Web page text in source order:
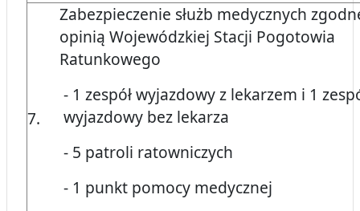
7.
Zabezpieczenie służb medycznych
opinią Wojewódzkiej Stacji Pogotowia
Ratunkowego
- 1 zespół wyjazdowy z lekarzem i 1
wyjazdowy bez lekarza
- 5 patroli ratowniczych
- 1 punkt pomocy medycznej